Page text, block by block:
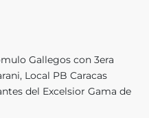
Gallegos con 3era
Local PB Caracas
del Excelsior Gama de